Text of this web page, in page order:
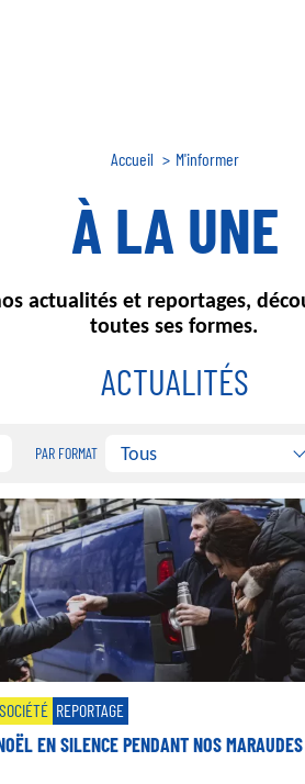
Fil
Accueil M'informer
À LA UNE
actualités et reportages,
toutes ses formes.
ACTUALITÉS
PAR FORMAT Tous
SOCIÉTÉ REPORTAGE
EN SILENCE PENDANT NOS MARAUDES